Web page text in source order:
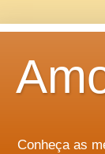
Conheça as